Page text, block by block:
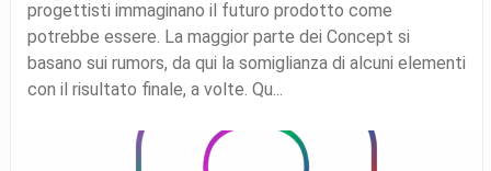
progettisti immaginano il futuro prodotto come
potrebbe essere. La maggior parte dei Concept si
basano sui rumors, da qui la somiglianza di alcuni elementi
con il risultato finale, a volte. Qu...